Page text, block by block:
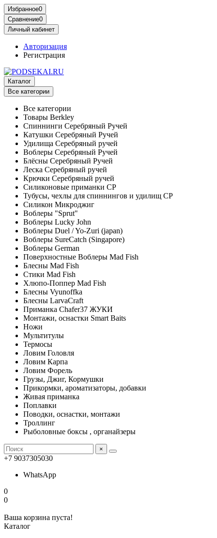
Избранное0
Сравнение0
Личный кабинет
Авторизация
Регистрация
Каталог
Все категории
Все категории
Товары Berkley
Спиннинги Серебряный Ручей
Катушки Серебряный Ручей
Удилища Серебряный ручей
Воблеры Серебряный Ручей
Блёсны Серебряный Ручей
Леска Серебряный ручей
Крючки Серебряный ручей
Силиконовые приманки СР
Тубусы, чехлы для спиннингов и удилищ СР
Силикон Микроджиг
Воблеры "Sprut"
Воблеры Lucky John
Воблеры Duel / Yo-Zuri (japan)
Воблеры SureCatch (Singapore)
Воблеры German
Поверхностные Воблеры Mad Fish
Блесны Mad Fish
Стики Mad Fish
Хлюпо-Поппер Mad Fish
Блесны Vyunoffka
Блесны LarvaCraft
Приманка Chafer37 ЖУКИ
Монтажи, оснастки Smart Baits
Ножи
Мультитулы
Термосы
Ловим Головля
Ловим Карпа
Ловим Форель
Грузы, Джиг, Кормушки
Прикормки, ароматизаторы, добавки
Живая приманка
Поплавки
Поводки, оснастки, монтажи
Троллинг
Рыболовные боксы , органайзеры
×
+7 9037305030
WhatsApp
0
0
Ваша корзина пуста!
Каталог